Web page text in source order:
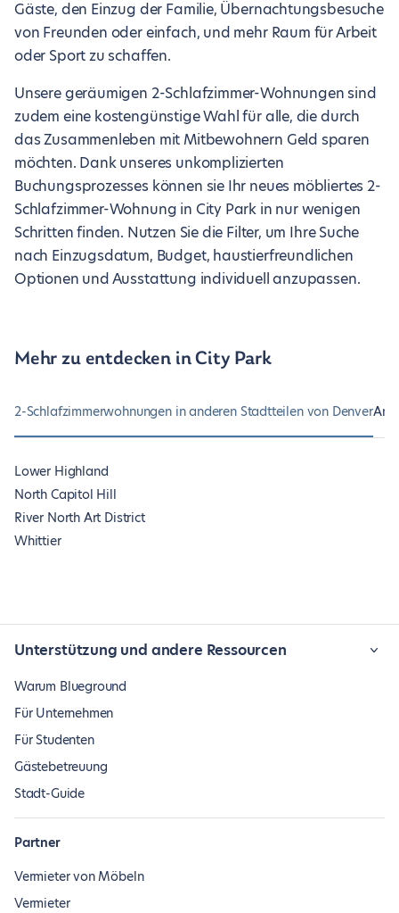
Gäste, den Einzug der Familie, Übernachtungsbesuche
von Freunden oder einfach, und mehr Raum für Arbeit
oder Sport zu schaffen.
Unsere geräumigen 2-Schlafzimmer-Wohnungen sind
zudem eine kostengünstige Wahl für alle, die durch
das Zusammenleben mit Mitbewohnern Geld sparen
möchten. Dank unseres unkomplizierten
Buchungsprozesses können sie Ihr neues möbliertes 2-
Schlafzimmer-Wohnung in City Park in nur wenigen
Schritten finden. Nutzen Sie die Filter, um Ihre Suche
nach Einzugsdatum, Budget, haustierfreundlichen
Optionen und Ausstattung individuell anzupassen.
Mehr zu entdecken in City Park
2-Schlafzimmerwohnungen in anderen Stadtteilen von Denver
Lower Highland
North Capitol Hill
River North Art District
Whittier
Unterstützung und andere Ressourcen
Warum Blueground
Für Unternehmen
Für Studenten
Gästebetreuung
Stadt-Guide
Partner
Vermieter von Möbeln
Vermieter